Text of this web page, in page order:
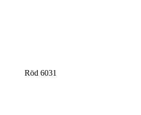
Röd 6031